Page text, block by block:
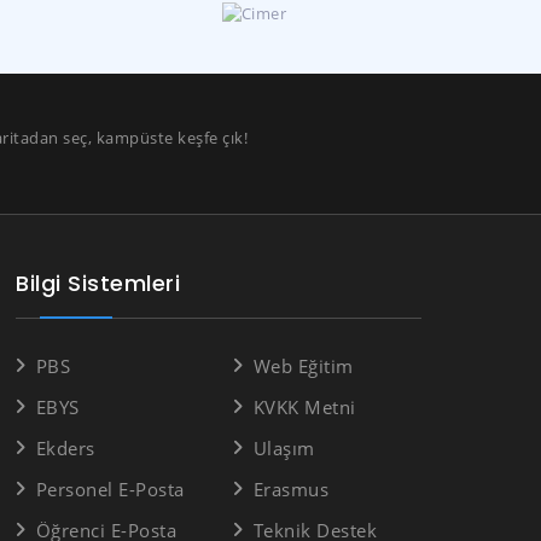
seç, kampüste keşfe çık!
Bilgi Sistemleri
PBS
EBYS
Ekders
Personel E-Posta
Öğrenci E-Posta
Web Eğitim
KVKK Metni
Ulaşım
Erasmus
Teknik Destek